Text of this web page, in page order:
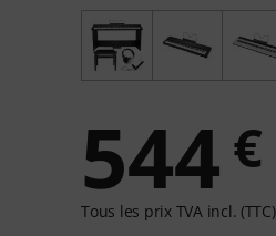
544 €
Tous les prix TVA incl. (TTC)